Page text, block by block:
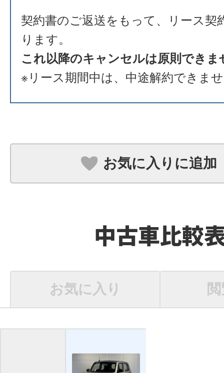
契約書のご返送をもって、リース契
ります。
これ以降のキャンセルは原則できま
※リース期間中は、中途解約できま
お気に入りに追加
中古車比較
お気に入り